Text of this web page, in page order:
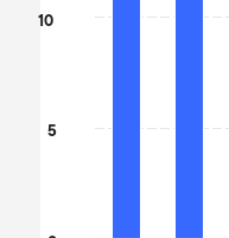
10
5